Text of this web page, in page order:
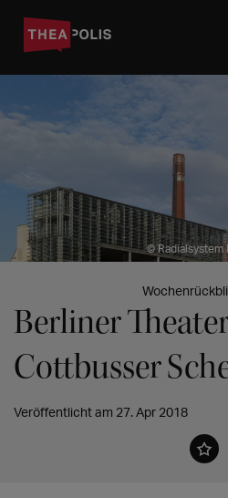
© Radialsystem
Berliner
Cottbusser
Veröffentlicht am 27. Apr 2018